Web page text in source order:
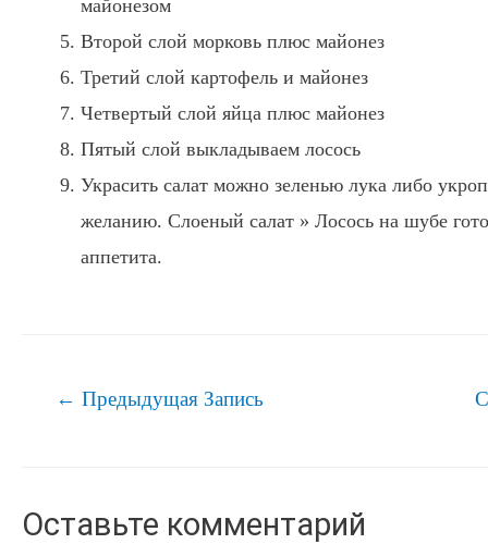
майонезом
Второй слой морковь плюс майонез
Третий слой картофель и майонез
Четвертый слой яйца плюс майонез
Пятый слой выкладываем лосось
Украсить салат можно зеленью лука либо
желанию. Слоеный салат » Лосось на шубе
аппетита.
Навигация
← Предыдущая Запись
Оставьте комментарий